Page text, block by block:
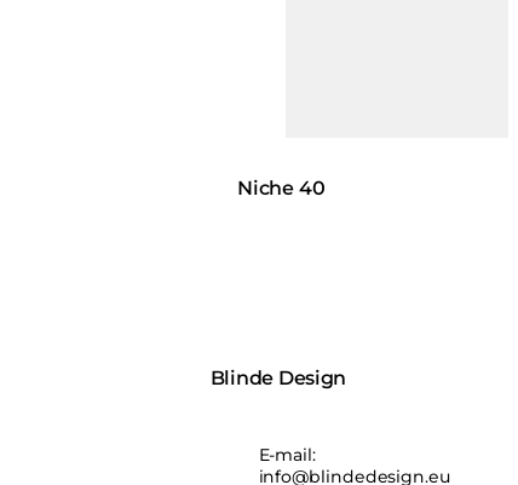
Niche 40
Blinde Design
E-mail:
info@blindedesign.eu